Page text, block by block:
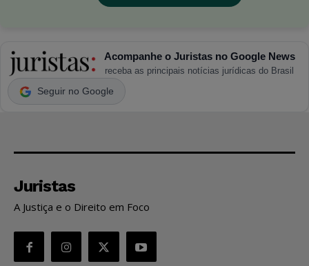
Acompanhe o Juristas no Google News
receba as principais notícias jurídicas do Brasil
Seguir no Google
Juristas
A Justiça e o Direito em Foco